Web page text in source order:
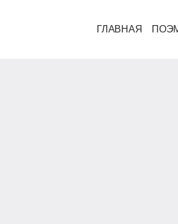
ГЛАВНАЯ